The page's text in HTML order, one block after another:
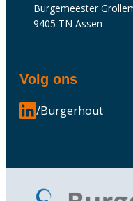
Burgemeester
9405 TN Assen
Volg ons
/Burgerhout